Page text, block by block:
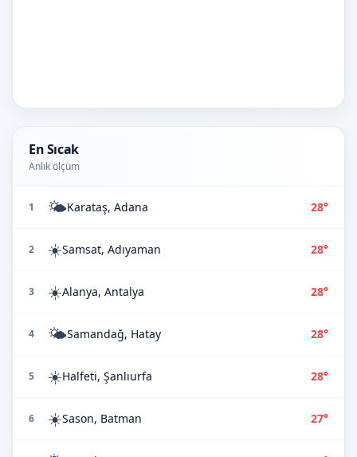
En Sıcak
Anlık ölçüm
1 🌤️Karataş, Adana 28°
2 ☀️Samsat, Adıyaman 28°
3 ☀️Alanya, Antalya 28°
4 🌤️Samandağ, Hatay 28°
5 ☀️Halfeti, Şanlıurfa 28°
6 ☀️Sason, Batman 27°